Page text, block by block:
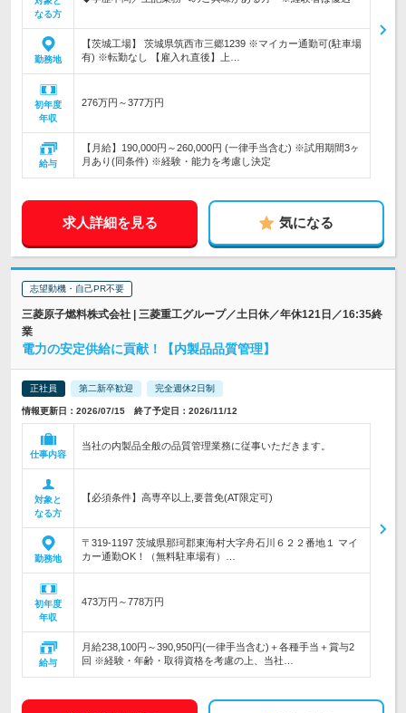
なる方
勤務地
【茨城工場】 茨城県筑西市三郷1239 ※マイカー通勤可(駐車場
有) ※転勤なし 【雇入れ直後】上…
初年度
年収
276万円～377万円
給与
【月給】190,000円～260,000円 (一律手当含む) ※試用期間3ヶ
月あり(同条件) ※経験・能力を考慮し決定
求人詳細を見る 気になる
志望動機・自己PR不要
三菱原子燃料株式会社 | 三菱重工グループ／土日休／年休121日／16:35終
業
電力の安定供給に貢献！【内製品品質管理】
正社員 第二新卒歓迎 完全週休2日制
情報更新日：2026/07/15 終了予定日：2026/11/12
仕事内容
当社の内製品全般の品質管理業務に従事いただきます。
対象と
なる方
【必須条件】高専卒以上,要普免(AT限定可)
勤務地
〒319-1197 茨城県那珂郡東海村大字舟石川６２２番地１ マイ
カー通勤OK！（無料駐車場有）…
初年度
年収
473万円～778万円
給与
月給238,100円～390,950円(一律手当含む)＋各種手当＋賞与2
回 ※経験・年齢・取得資格を考慮の上、当社…